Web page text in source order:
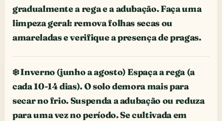
gradualmente a rega e a adubação. Faça uma
limpeza geral: remova folhas secas ou
amareladas e verifique a presença de pragas.
❄️ Inverno (junho a agosto) Espaça a rega (a
cada 10-14 dias). O solo demora mais para
secar no frio. Suspenda a adubação ou reduza
para uma vez no período. Se cultivada em